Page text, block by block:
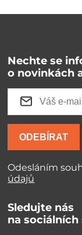
Nechte se
o novinkách
ODEBÍRAT
Odesláním
údajů
Sledujte nás
na